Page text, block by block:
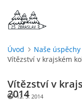
ÚVOD
O NÁS
Úvod
Naše úspěchy
Vítězství v krajském
Vítězství v
2014
12. 5. 2014